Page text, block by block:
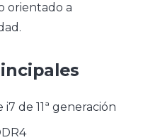
orientado a
de 11ª generación